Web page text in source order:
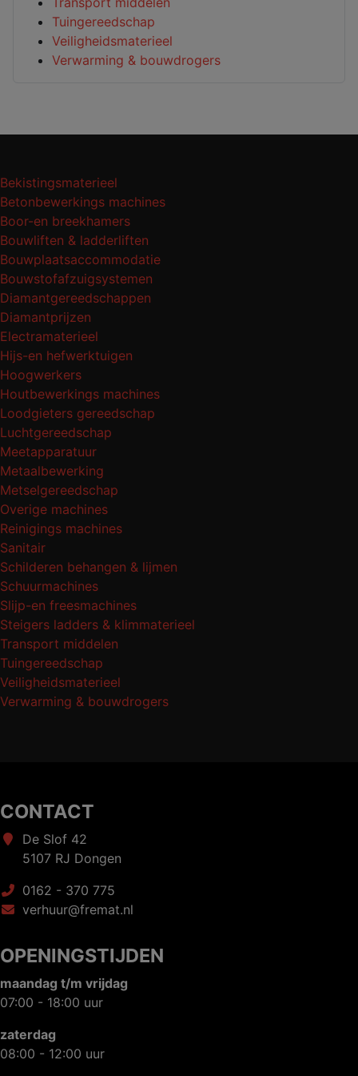
Tuingereedschap
Veiligheidsmaterieel
Verwarming & bouwdrogers
Bekistingsmaterieel
Betonbewerkings machines
Boor-en breekhamers
Bouwliften & ladderliften
Bouwplaatsaccommodatie
Bouwstofafzuigsystemen
Diamantgereedschappen
Diamantprijzen
Electramaterieel
Hijs-en hefwerktuigen
Hoogwerkers
Houtbewerkings machines
Loodgieters gereedschap
Luchtgereedschap
Meetapparatuur
Metaalbewerking
Metselgereedschap
Overige machines
Reinigings machines
Sanitair
Schilderen behangen & lijmen
Schuurmachines
Slijp-en freesmachines
Steigers ladders & klimmaterieel
Transport middelen
Tuingereedschap
Veiligheidsmaterieel
Verwarming & bouwdrogers
CONTACT
De Slof 42
5107 RJ Dongen
0162 - 370 775
verhuur@fremat.nl
OPENINGSTIJDEN
maandag t/m vrijdag
07:00 - 18:00 uur
zaterdag
08:00 - 12:00 uur